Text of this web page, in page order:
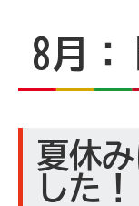
8月：
夏休
した！